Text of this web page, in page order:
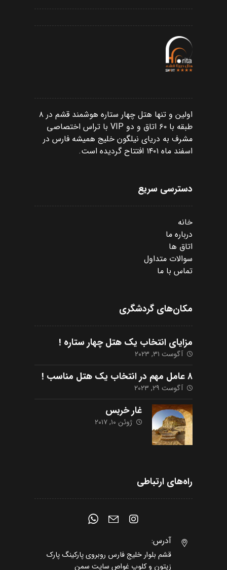
اولین و تنها هتل چهار ستاره هوشمند قشم در ۸
طبقه با ۶۰ اتاق و دو VIP با تراس اختصاصی
مشرف به دریای نیلگون خلیج همیشه فارس در
اسفند ماه ۱۴۰۱ افتتاح گردیده است.
دسترسی سریع
خانه
درباره ما
اتاق ها
سوالات متداول
تماس با ما
مکان‌های گردشگری
مزایای انتخاب یک هتل چهار ستاره !
آگوست ۳۱, ۲۰۲۳
۸ عامل مهم در انتخاب یک هتل مناسب !
آگوست ۲۹, ۲۰۲۳
غار خربس
ژوئن ۱۰, ۲۰۱۷
راه‌های ارتباطی
آدرس:
قشم بلوار خلیج فارس روبروی پارکینگ پارک
زیتون و کلوپ غواص سایت سمن